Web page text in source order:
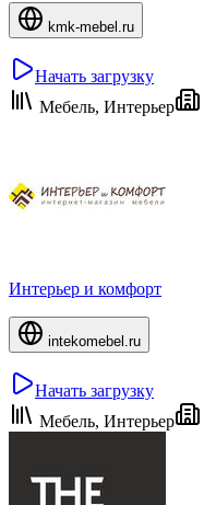
kmk-mebel.ru
Начать загрузку
Мебель, Интерьер
Интерьер и комфорт
intekomebel.ru
Начать загрузку
Мебель, Интерьер